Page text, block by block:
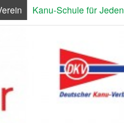
Kanu-Schule für Jeden